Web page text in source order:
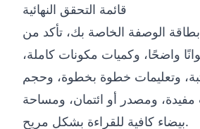
قائمة التحقق النهائية
الوصفة الخاصة بك، تأكد من
واضحًا، وكميات مكونات كاملة،
وتعليمات خطوة بخطوة، وحجم
ومصدر أو ائتمان، ومساحة
بيضاء كافية للقراءة بشكل مريح.